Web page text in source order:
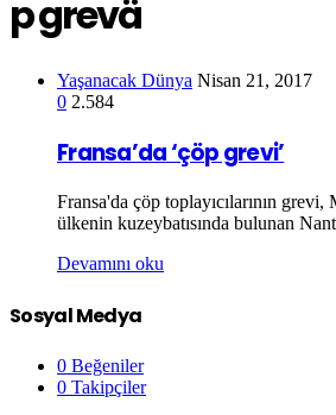
p grevä
Yaşanacak Dünya Nisan 21, 2017
0 2.584
Fransa’da ‘çöp grevi’
Fransa'da çöp toplayıcılarının grevi,
ülkenin kuzeybatısında bulunan
Devamını oku
Sosyal Medya
0 Beğeniler
0 Takipçiler